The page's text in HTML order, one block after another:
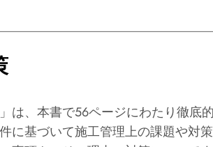
は、本書で56ページにわたり徹
に基づいて施工管理上の課題や